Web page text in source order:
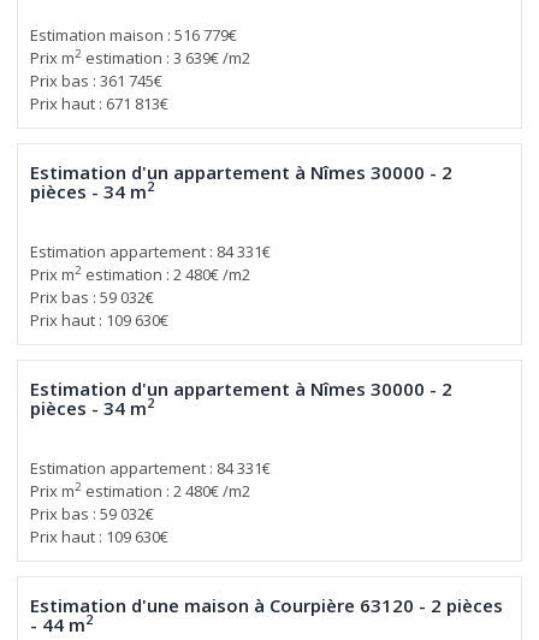
Estimation maison : 516 779€
Prix m2 estimation : 3 639€ /m2
Prix bas : 361 745€
Prix haut : 671 813€
Estimation d'un appartement à Nîmes 30000 - 2
pièces - 34 m2
Estimation appartement : 84 331€
Prix m2 estimation : 2 480€ /m2
Prix bas : 59 032€
Prix haut : 109 630€
Estimation d'un appartement à Nîmes 30000 - 2
pièces - 34 m2
Estimation appartement : 84 331€
Prix m2 estimation : 2 480€ /m2
Prix bas : 59 032€
Prix haut : 109 630€
Estimation d'une maison à Courpière 63120 - 2 pièces
- 44 m2